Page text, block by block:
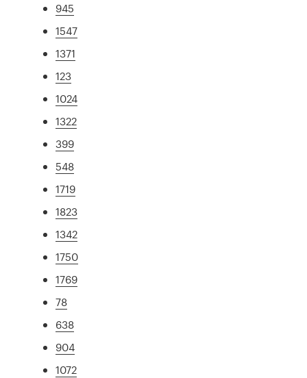
945
1547
1371
123
1024
1322
399
548
1719
1823
1342
1750
1769
78
638
904
1072